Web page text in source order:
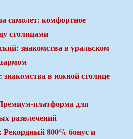
самолет: комфортное
столицами
знакомства в уральском
знакомства в южной столице
платформа для
развлечений
Рекордный 800% бонус и